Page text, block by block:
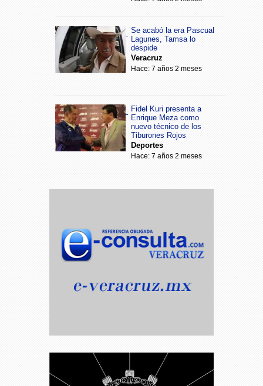
Se acabó la era Pascual
Lagunes, Tamsa lo
despide
Veracruz
Hace: 7 años 2 meses
Fidel Kuri presenta a
Enrique Meza como
nuevo técnico de los
Tiburones Rojos
Deportes
Hace: 7 años 2 meses